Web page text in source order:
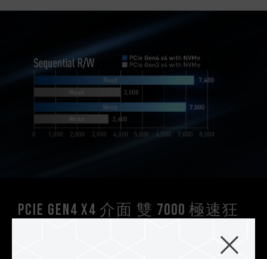
PCIe Gen4 x4 介面 雙 7000 極速狂
T-FORCE CARDEA A440 Pro Special Series M.2